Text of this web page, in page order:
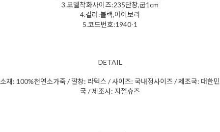
3.모델착화사이즈:235단창,굽1cm
4.컬러:블랙,아이보리
5.코드번호:1940-1
DETAIL
소재: 100%천연소가죽 / 깔창: 라텍스 / 사이즈: 국내정사이즈 / 제조국: 대한민
국 / 제조사: 지젤슈즈